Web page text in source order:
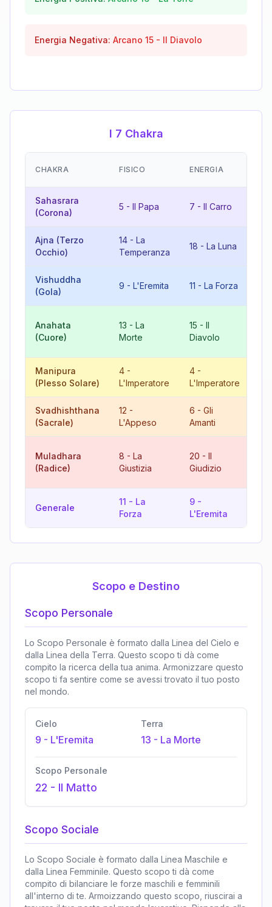
Energia Negativa: Arcano 15 - Il Diavolo
I 7 Chakra
CHAKRA FISICO ENERGIA
Sahasrara
(Corona)
5 - Il Papa 7 - Il Carro
Ajna (Terzo
Occhio)
14 - La
Temperanza
18 - La Luna
Vishuddha
(Gola)
9 - L'Eremita 11 - La Forza
Anahata
(Cuore)
13 - La
Morte
15 - Il
Diavolo
Manipura
(Plesso Solare)
4 -
L'Imperatore
4 -
L'Imperatore
Svadhishthana
(Sacrale)
12 -
L'Appeso
6 - Gli
Amanti
Muladhara
(Radice)
8 - La
Giustizia
20 - Il
Giudizio
Generale
11 - La
Forza
9 -
L'Eremita
Scopo e Destino
Scopo Personale
Lo Scopo Personale è formato dalla Linea del Cielo e
dalla Linea della Terra. Questo scopo ti dà come
compito la ricerca della tua anima. Armonizzare questo
scopo ti fa sentire come se avessi trovato il tuo posto
nel mondo.
Cielo
9 - L'Eremita
Terra
13 - La Morte
Scopo Personale
22 - Il Matto
Scopo Sociale
Lo Scopo Sociale è formato dalla Linea Maschile e
dalla Linea Femminile. Questo scopo ti dà come
compito di bilanciare le forze maschili e femminili
all'interno di te. Armoizzando questo scopo, riuscirai a